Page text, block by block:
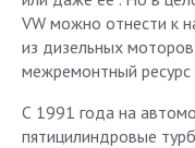
VW можно отнести к
из дизельных
межремонтный
С 1991 года на
пятицилиндровые